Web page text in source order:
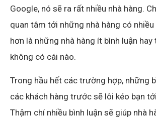
Google, nó sẽ ra rất nhiều nhà hàng.
quan tâm tới những nhà hàng có
hơn là những nhà hàng ít bình luận hay
không có cái nào.
Trong hầu hết các trường hợp, những
các khách hàng trước sẽ lôi kéo bạn
Thậm chí nhiều bình luận sẽ giúp nhà